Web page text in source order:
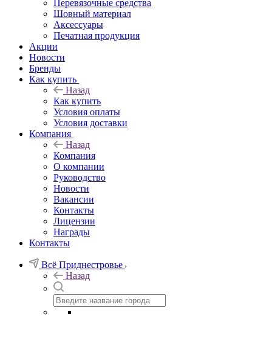
Перевязочные средства
Шовный материал
Аксессуары
Печатная продукция
Акции
Новости
Бренды
Как купить
Назад
Как купить
Условия оплаты
Условия доставки
Компания
Назад
Компания
О компании
Руководство
Новости
Вакансии
Контакты
Лицензии
Награды
Контакты
Всё Приднестровье
Назад